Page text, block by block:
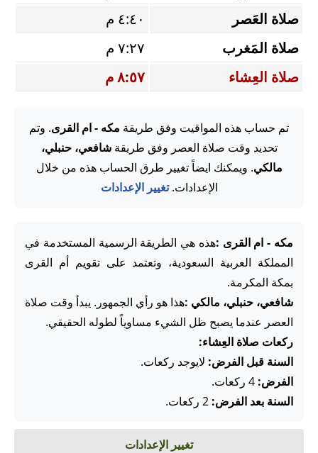
صلاة العَصر
٤:٤٠ م
صلاة المَغرب
٧:٢٧ م
صلاة العِشاء
٨:٥٧ م
تم حساب هذه المواقيت وفق طريقة مكه - ام القرى. وتم
تحديد وقت صلاة العصر وفق طريقةشافعي، حنبلي،
مالكي. ويمكنك ايضاً تغيير طرق الحساب هذه من خلال
الإعدادات.تغيير الإعدادات
مكه - ام القرى :هذه هي الطريقة الرسمية المستخدمة في
المملكة العربية السعودية، وتعتمد على تقويم أم القرى
بمكة المكرمة.
شافعي، حنبلي، مالكي :هذا هو رأي الجمهور. يبدأ وقت صلاة
العصر عندما يصبح ظل الشيء مساوياً لطوله الحقيقي.
ركعات صلاة العِشاء:
السنة قبل الفرض: لايوجد ركعات.
الفرض:
السنة بعد الفرض:
تغيير الإعدادات